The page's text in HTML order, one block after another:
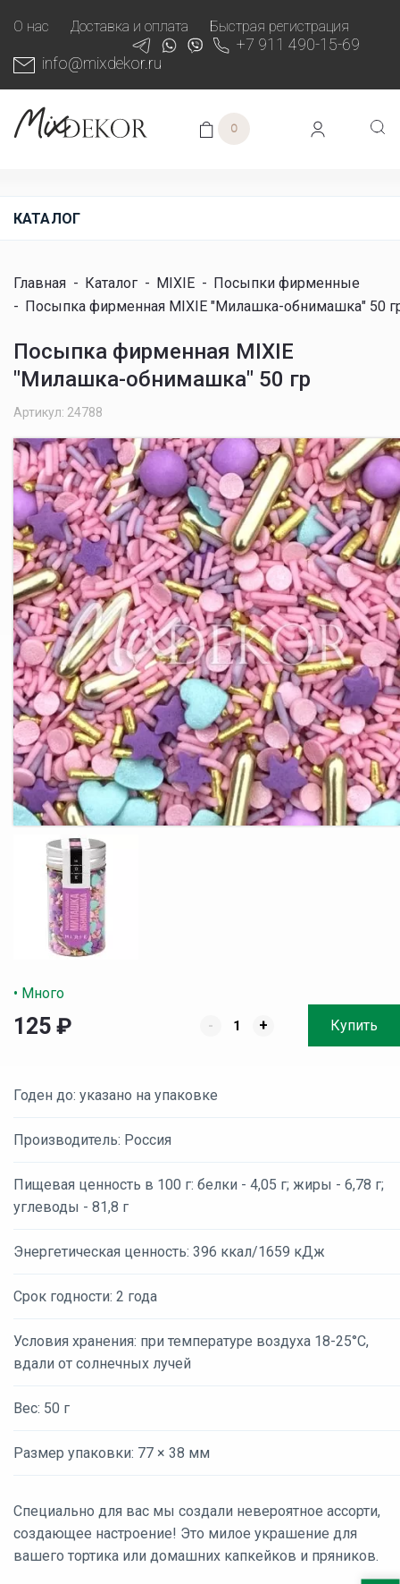
О нас Доставка и оплата Быстрая регистрация
+7 911 490-15-69
info@mixdekor.ru
0
КАТАЛОГ
Главная - Каталог - MIXIE - Посыпки фирменные
- Посыпка фирменная MIXIE "Милашка-обнимашка" 50
Посыпка фирменная MIXIE
"Милашка-обнимашка" 50 гр
Артикул: 24788
• Много
125 ₽ - + Купить
Годен до: указано на упаковке
Производитель: Россия
Пищевая ценность в 100 г: белки - 4,05 г; жиры - 6,78 г;
углеводы - 81,8 г
Энергетическая ценность: 396 ккал/1659 кДж
Срок годности: 2 года
Условия хранения: при температуре воздуха 18-25°С,
вдали от солнечных лучей
Вес: 50 г
Размер упаковки: 77 × 38 мм
Специально для вас мы создали невероятное ассорти,
создающее настроение! Это милое украшение для
вашего тортика или домашних капкейков и пряников.